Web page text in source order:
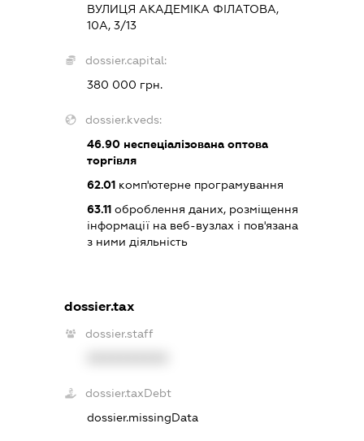
ВУЛИЦЯ АКАДЕМІКА ФІЛАТОВА,
10А, 3/13
dossier.capital:
380 000 грн.
dossier.kveds:
46.90неспеціалізована оптова
торгівля
62.01комп'ютерне програмування
63.11оброблення даних, розміщення
інформації на веб-вузлах і пов'язана
з ними діяльність
dossier.tax
dossier.staff
dossier.taxDebt
dossier.missingData